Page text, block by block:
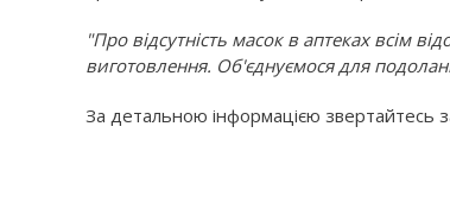
"Про відсутність масок в аптеках всім
виготовлення. Об'єднуємося для
За детальною інформацією звертайтесь